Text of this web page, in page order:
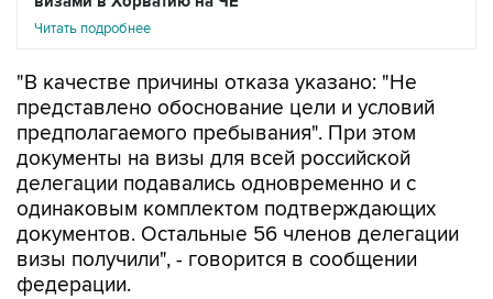
Читать подробнее
"В качестве причины отказа указано: "Не
представлено обоснование цели и условий
предполагаемого пребывания". При этом
документы на визы для всей российской
делегации подавались одновременно и с
одинаковым комплектом подтверждающих
документов. Остальные 56 членов делегации
визы получили", - говорится в сообщении
федерации.